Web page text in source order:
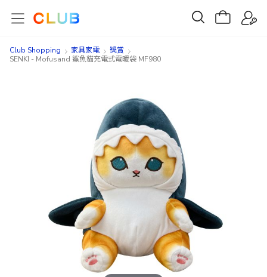
Club Shopping 家具家電
獎賞
SENKI - Mofusand 鯊魚貓充電式電暖袋 MF980